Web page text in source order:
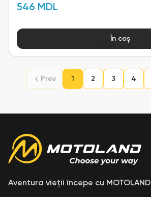
546 MDL
În coș
Prev 1 2 3 4
Aventura vieții începe cu MOTOLAND